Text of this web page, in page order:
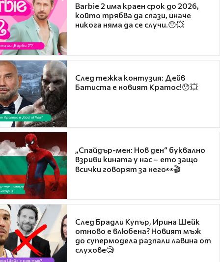
Barbie 2 има краен срок до 2026,
който трябва да спази, иначе
никога няма да се случи.😯💥
След тежка контузия: Дейв
Батиста е новият Кратос!😯💥
„Спайдър-мен: Нов ден“ буквално
взриви кината у нас – ето защо
всички говорят за него👀🎬
След Брадли Купър, Ирина Шейк
отново е влюбена? Новият мъж
до супермодела разпали лавина от
слухове🧐